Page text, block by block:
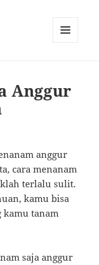
Anggur
anggur
cara menanam
terlalu sulit.
kamu bisa
kamu tanam
saja anggur